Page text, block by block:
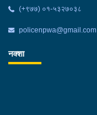
(+९७७) ०१-५३२७०३८
policenpwa@gmail.com
नक्शा